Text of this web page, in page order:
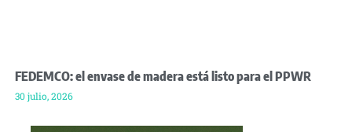
FEDEMCO: el envase de madera está listo para el PPWR
30 julio, 2026